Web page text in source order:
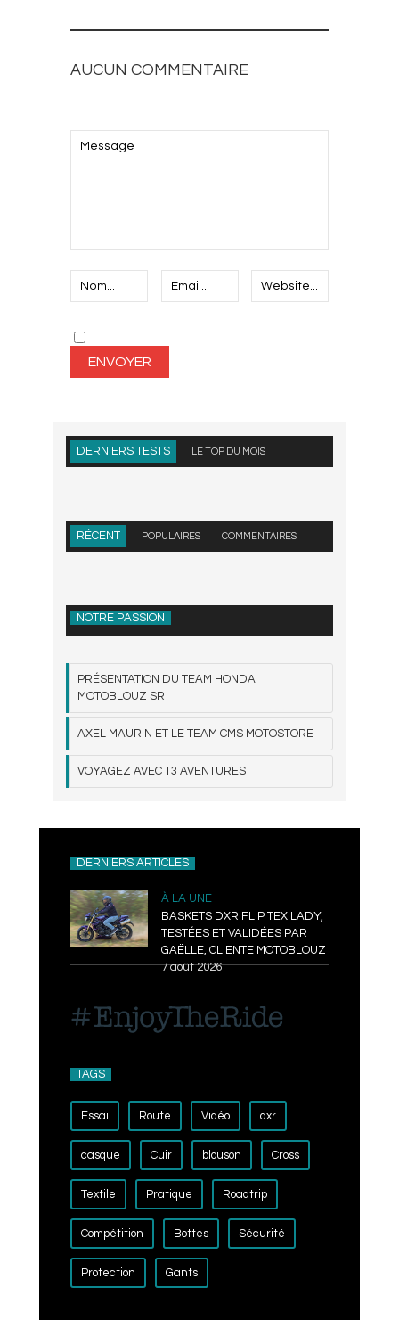
AUCUN COMMENTAIRE
DERNIERS TESTS LE TOP DU MOIS
RÉCENT POPULAIRES COMMENTAIRES
NOTRE PASSION
PRÉSENTATION DU TEAM HONDA
MOTOBLOUZ SR
AXEL MAURIN ET LE TEAM CMS MOTOSTORE
VOYAGEZ AVEC T3 AVENTURES
DERNIERS ARTICLES
À LA UNE
BASKETS DXR FLIP TEX LADY,
TESTÉES ET VALIDÉES PAR
GAËLLE, CLIENTE MOTOBLOUZ
7 août 2026
TAGS
Essai Route Vidéo dxr
casque Cuir blouson Cross
Textile Pratique Roadtrip
Compétition Bottes Sécurité
Protection Gants